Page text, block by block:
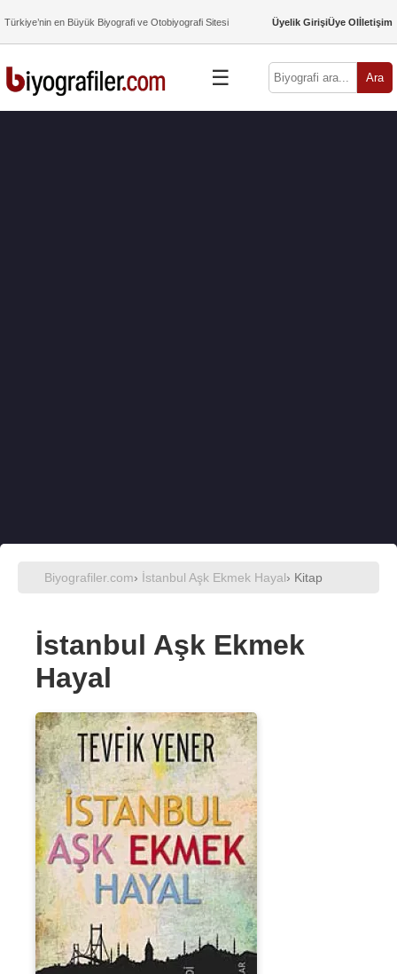
Türkiye’nin en Büyük Biyografi ve Otobiyografi Sitesi Üyelik GirişiÜye Olİletişim
☰ Ara
Biyografiler.com› İstanbul Aşk Ekmek Hayal› Kitap
İstanbul Aşk Ekmek
Hayal